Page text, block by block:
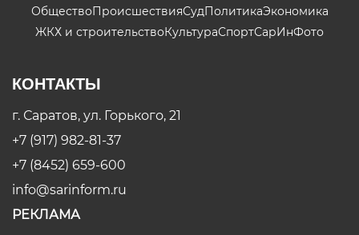
ОбществоПроисшествияСудПолитикаЭкономика
ЖКХ и строительствоКультураСпортСарИнФото
КОНТАКТЫ
г. Саратов, ул. Горького, 21
+7 (917) 982-81-37
+7 (8452) 659-600
info@sarinform.ru
РЕКЛАМА